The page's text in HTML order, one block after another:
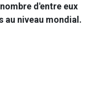
d'entre eux
au niveau mondial.